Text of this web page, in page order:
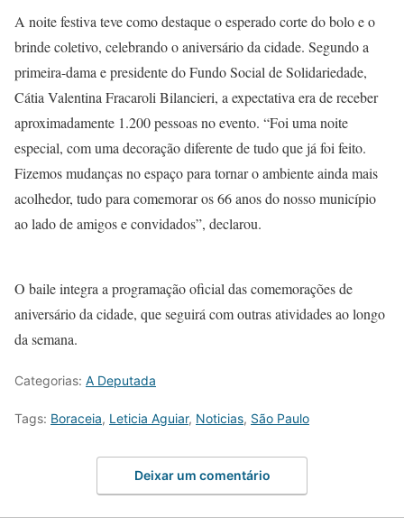
A noite festiva teve como destaque o esperado corte do bolo e o
brinde coletivo, celebrando o aniversário da cidade. Segundo a
primeira-dama e presidente do Fundo Social de Solidariedade,
Cátia Valentina Fracaroli Bilancieri, a expectativa era de receber
aproximadamente 1.200 pessoas no evento. “Foi uma noite
especial, com uma decoração diferente de tudo que já foi feito.
Fizemos mudanças no espaço para tornar o ambiente ainda mais
acolhedor, tudo para comemorar os 66 anos do nosso município
ao lado de amigos e convidados”, declarou.
O baile integra a programação oficial das comemorações de
aniversário da cidade, que seguirá com outras atividades ao longo
da semana.
Categorias: A Deputada
Tags: Boraceia, Leticia Aguiar, Noticias, São Paulo
Deixar um comentário